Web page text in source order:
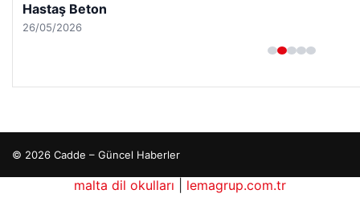
Hastaş Beton
26/05/2026
© 2026 Cadde – Güncel Haberler
malta dil okulları
lemagrup.com.tr